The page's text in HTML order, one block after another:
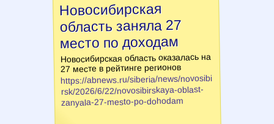
Новосибирская
область заняла 27
место по доходам
Новосибирская область оказалась на
27 месте в рейтинге регионов
https://abnews.ru/siberia/news/novosibi
rsk/2026/6/22/novosibirskaya-oblast-
zanyala-27-mesto-po-dohodam